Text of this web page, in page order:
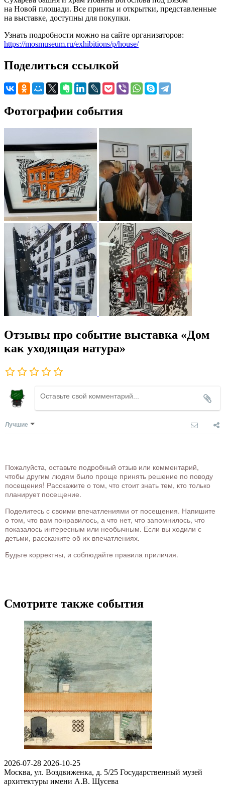
на Новой площади. Все принты и открытки, представленные
на выставке, доступны для покупки.
Узнать подробности можно на сайте организаторов:
https://mosmuseum.ru/exhibitions/p/house/
Поделиться ссылкой
Фотографии события
Отзывы про событие выставка «Дом
как уходящая натура»
Лучшие
Пожалуйста, оставьте подробный отзыв или комментарий,
чтобы другим людям было проще принять решение по поводу
посещения! Расскажите о том, что стоит знать тем, кто только
планирует посещение.
Поделитесь с своими впечатлениями от посещения. Напишите
о том, что вам понравилось, а что нет, что запомнилось, что
показалось интересным или необычным. Если вы ходили с
детьми, расскажите об их впечатлениях.
Будьте корректны, и соблюдайте правила приличия.
Смотрите также события
2026-07-28 2026-10-25
Москва, ул. Воздвиженка, д. 5/25 Государственный музей
архитектуры имени А.В. Щусева